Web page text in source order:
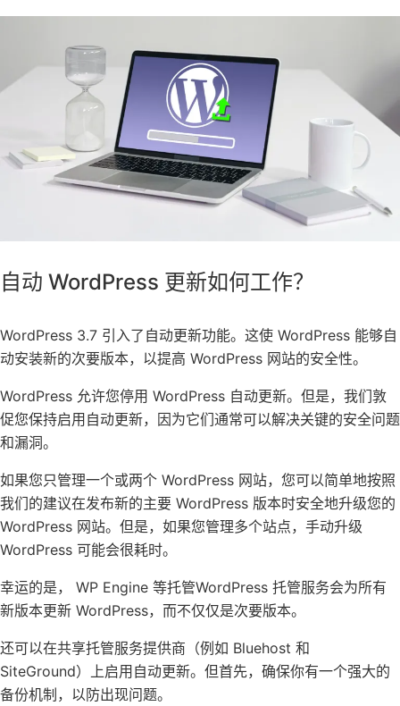
自动 WordPress 更新如何工作？
WordPress 3.7 引入了自动更新功能。这使 WordPress 能够自
动安装新的次要版本，以提高 WordPress 网站的安全性。
WordPress 允许您停用 WordPress 自动更新。但是，我们敦
促您保持启用自动更新，因为它们通常可以解决关键的安全问题
和漏洞。
如果您只管理一个或两个 WordPress 网站，您可以简单地按照
我们的建议在发布新的主要 WordPress 版本时安全地升级您的
WordPress 网站。但是，如果您管理多个站点，手动升级
WordPress 可能会很耗时。
幸运的是， WP Engine 等托管WordPress 托管服务会为所有
新版本更新 WordPress，而不仅仅是次要版本。
还可以在共享托管服务提供商（例如 Bluehost 和
SiteGround）上启用自动更新。但首先，确保你有一个强大的
备份机制，以防出现问题。